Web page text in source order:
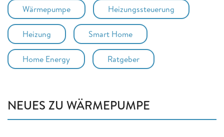
Wärmepumpe Heizungssteuerung
Heizung Smart Home
Home Energy Ratgeber
NEUES ZU WÄRMEPUMPE